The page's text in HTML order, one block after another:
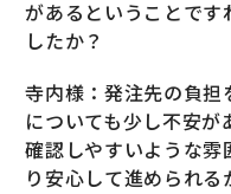
があるということです
したか？
寺内様：発注先の負担
についても少し不安
確認しやすいような雰
り安心して進められる